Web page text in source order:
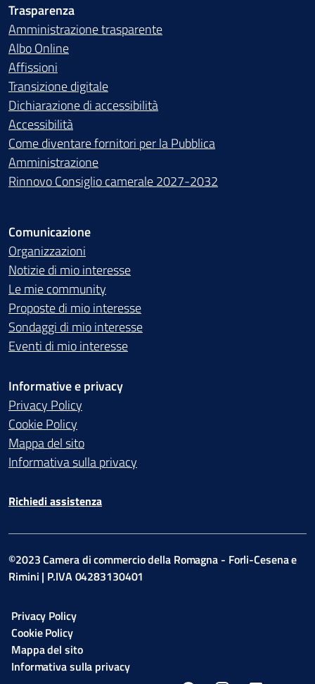
Trasparenza
Amministrazione trasparente
Albo Online
Affissioni
Transizione digitale
Dichiarazione di accessibilità
Accessibilità
Come diventare fornitori per la Pubblica
Amministrazione
Rinnovo Consiglio camerale 2027-2032
Comunicazione
Organizzazioni
Notizie di mio interesse
Le mie community
Proposte di mio interesse
Sondaggi di mio interesse
Eventi di mio interesse
Informative e privacy
Privacy Policy
Cookie Policy
Mappa del sito
Informativa sulla privacy
Richiedi assistenza
©2023 Camera di commercio della Romagna - Forli-Cesena e
Rimini | P.IVA 04283130401
Privacy Policy
Cookie Policy
Mappa del sito
Informativa sulla privacy